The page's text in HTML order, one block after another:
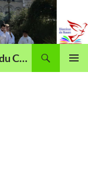
Paroisse Sainte Thérèse de la vallée du Cailly